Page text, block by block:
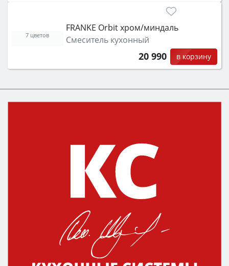
FRANKE Orbit хром/миндаль
Смеситель кухонный
20 990 в корзину
7 цветов